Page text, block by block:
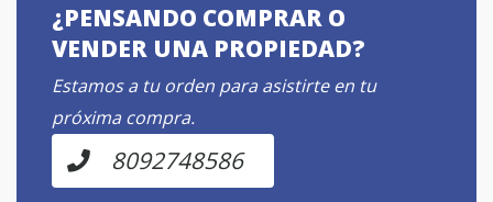
¿PENSANDO COMPRAR O
VENDER UNA PROPIEDAD?
Estamos a tu orden para asistirte en tu
próxima compra.
8092748586